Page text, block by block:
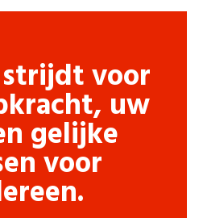
voor
uw
gelijke
voor